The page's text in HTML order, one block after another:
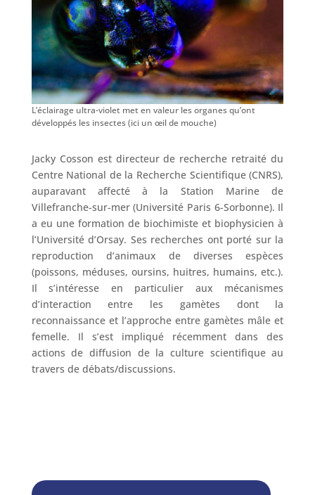
L’éclairage ultra-violet met en valeur les organes qu’ont
développés les insectes (ici un œil de mouche)
Jacky Cosson est directeur de recherche retraité du
Centre National de la Recherche Scientifique (CNRS),
auparavant affecté à la Station Marine de
Villefranche-sur-mer (Université Paris 6-Sorbonne). Il
a eu une formation de biochimiste et biophysicien à
l’Université d’Orsay. Ses recherches ont porté sur la
reproduction d’animaux de diverses espèces
(poissons, méduses, oursins, huitres, humains, etc.).
Il s’intéresse en particulier aux mécanismes
d’interaction entre les gamètes dont la
reconnaissance et l’approche entre gamètes mâle et
femelle. Il s’est impliqué récemment dans des
actions de diffusion de la culture scientifique au
travers de débats/discussions.